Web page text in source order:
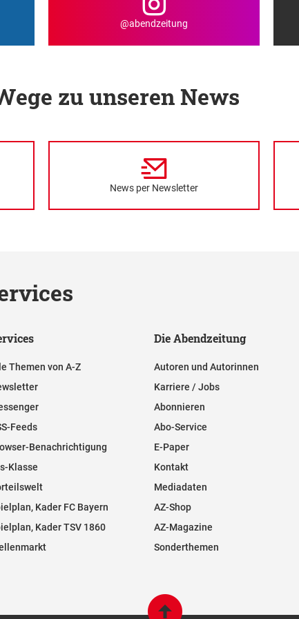
@abendzeitung
zu unseren News
News per Newsletter
Themen von A-Z
Feeds
Benachrichtigung
Klasse
Kader FC Bayern
Kader TSV 1860
Die Abendzeitung
Autoren und Autorinnen
Karriere / Jobs
Abonnieren
Abo-Service
E-Paper
Kontakt
Mediadaten
AZ-Shop
AZ-Magazine
Sonderthemen